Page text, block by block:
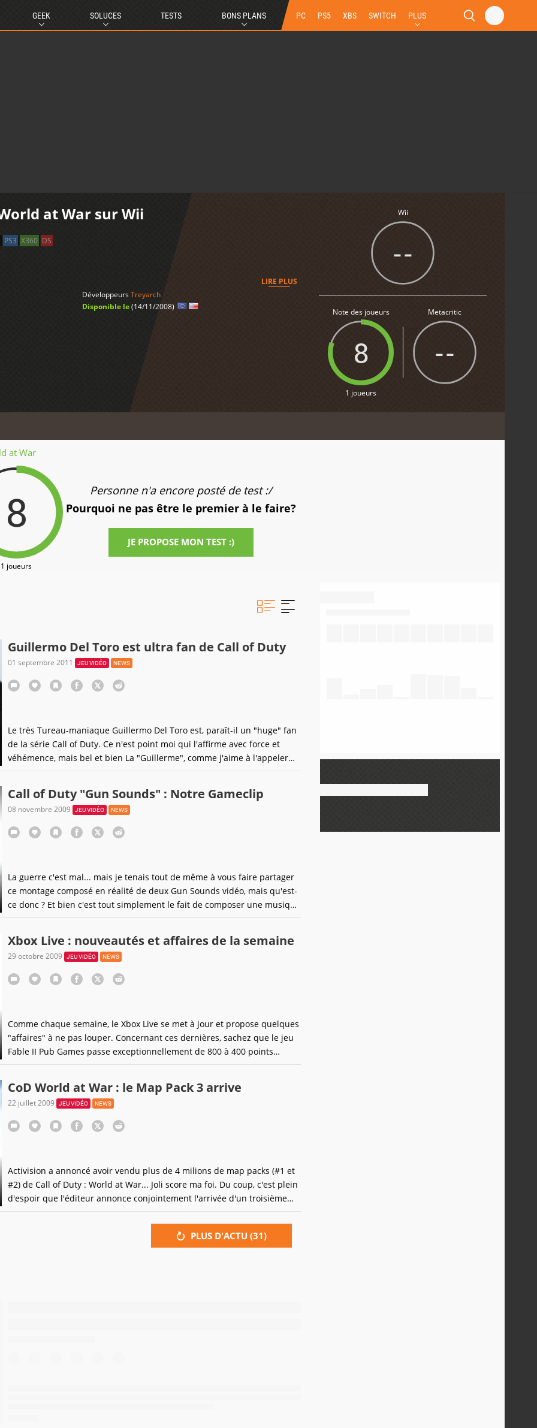
GEEK SOLUCES TESTS BONS PLANS PC PS5 XBS SWITCH PLUS
at War sur Wii
PS3 X360 DS
LIRE PLUS
DéveloppeursTreyarch
Disponible le(14/11/2008)
Wii
--
Note des joueurs
8
1 joueurs
Metacritic
--
at War
8
1 joueurs
Personne n'a encore posté de test :/
Pourquoi ne pas être le premier à le faire?
JE PROPOSE MON TEST :)
Guillermo Del Toro est ultra fan de Call of Duty
01 septembre 2011 JEU VIDÉO NEWS
Le très Tureau-maniaque Guillermo Del Toro est, paraît-il un "huge" fan
de la série Call of Duty. Ce n'est point moi qui l'affirme avec force et
véhémence, mais bel et bien La "Guillerme", comme j'aime à l'appeler
affectueusement. C'est ce qu'il a révélé au site anglais IGN Xbox 360.Je
Call of Duty "Gun Sounds" : Notre Gameclip
08 novembre 2009 JEU VIDÉO NEWS
La guerre c'est mal... mais je tenais tout de même à vous faire partager
ce montage composé en réalité de deux Gun Sounds vidéo, mais qu'est-
ce donc ? Et bien c'est tout simplement le fait de composer une musique
avec le sons de différentes armes de guerre, cette première étape étant
Xbox Live : nouveautés et affaires de la semaine
29 octobre 2009 JEU VIDÉO NEWS
Comme chaque semaine, le Xbox Live se met à jour et propose quelques
"affaires" à ne pas louper. Concernant ces dernières, sachez que le jeu
Fable II Pub Games passe exceptionnellement de 800 à 400 points
Microsoft (d'environ 10 à 5 euros donc), tandis que les trois map packs
cela
CoD World at War : le Map Pack 3 arrive
22 juillet 2009 JEU VIDÉO NEWS
Activision a annoncé avoir vendu plus de 4 milions de map packs (#1 et
#2) de Call of Duty : World at War... Joli score ma foi. Du coup, c'est plein
d'espoir que l'éditeur annonce conjointement l'arrivée d'un troisième
volume, qui comprendra 3 nouvelles maps pour le mode multi et une
quatrième spécialement dédiée au mode Zombie.Le Map
PLUS D'ACTU (31)